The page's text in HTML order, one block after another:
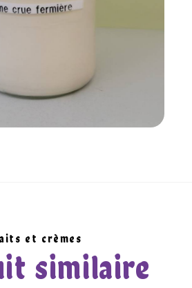
et crèmes
similaire